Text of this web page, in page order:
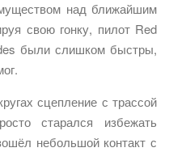
над ближайшим
свою гонку, пилот Red
были слишком быстры,
сцепление с трассой
старался избежать
небольшой контакт с